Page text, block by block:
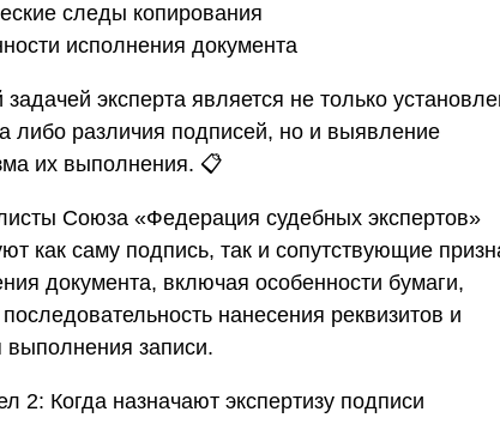
следы копирования
исполнения документа
задачей эксперта является не только
либо различия подписей, но и выявление
их выполнения. 📋
Союза «Федерация судебных экспертов»
как саму подпись, так и сопутствующие
документа, включая особенности бумаги,
нанесения реквизитов и
выполнения записи.
2: Когда назначают экспертизу подписи